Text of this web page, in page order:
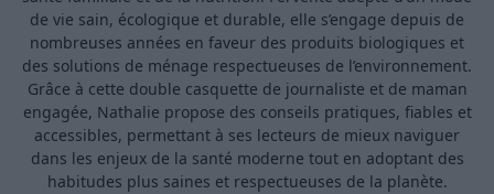
de vie sain, écologique et durable, elle s’engage depuis de
nombreuses années en faveur des produits biologiques et
des solutions de ménage respectueuses de l’environnement.
Grâce à cette double casquette de journaliste et de maman
engagée, Nathalie propose des conseils pratiques, fiables et
accessibles, permettant à ses lecteurs de mieux naviguer
dans les enjeux de la santé moderne tout en adoptant des
habitudes plus saines et respectueuses de la planète.